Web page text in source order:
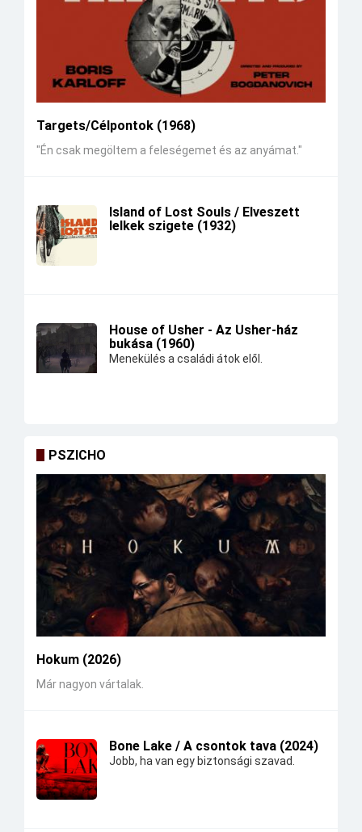
Targets/Célpontok (1968)
"Én csak megöltem a feleségemet és az anyámat."
Island of Lost Souls / Elveszett
lelkek szigete (1932)
House of Usher - Az Usher-ház
bukása (1960)
Menekülés a családi átok elől.
PSZICHO
Hokum (2026)
Már nagyon vártalak.
Bone Lake / A csontok tava (2024)
Jobb, ha van egy biztonsági szavad.